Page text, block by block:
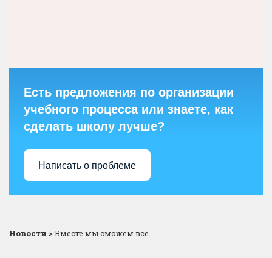
Есть предложения по организации
учебного процесса или знаете, как
сделать школу лучше?
Написать о проблеме
Новости >Вместе мы сможем все